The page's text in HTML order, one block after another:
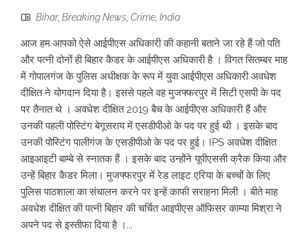
Bihar, Breaking News, Crime, India
आज हम आपको ऐसे आईपीएस अधिकारी की कहानी बताने जा रहे हैं जो पति
और पत्नी दोनों ही बिहार कैडर के आईपीएस अधिकारी है । विगत सितम्बर माह
में गोपालगंज के पुलिस अधीक्षक के रूप में युवा आईपीएस अधिकारी अवधेश
दीक्षित ने योगदान दिया है। इससे पहले वह मुजफ्फरपुर में सिटी एसपी के पद
पर तैनात थे । अवधेश दीक्षित 2019 बैच के आईपीएस अधिकारी हैं और
उनकी पहली पोस्टिंग बेगूसराय में एसडीपीओ के पद पर हुई थी । इसके बाद
उनकी पोस्टिंग पालीगंज के एसडीपीओ के पद पर हुई। IPS अवधेश दीक्षित
आइआइटी बाम्बे से स्नातक हैं । इसके बाद उन्होंने यूपीएससी क्रैक किया और
उन्हें बिहार कैडर मिला। मुजफ्फरपुर में रेड लाइट एरिया के बच्चों के लिए
पुलिस पाठशाला का संचालन करने पर इन्हें काफी सराहना मिली । बीते माह
अवधेश दीक्षित की पत्नी बिहार की चर्चित आइपीएस ऑफिसर काम्या मिश्रा ने
अपने पद से इस्तीफा दिया है ।...